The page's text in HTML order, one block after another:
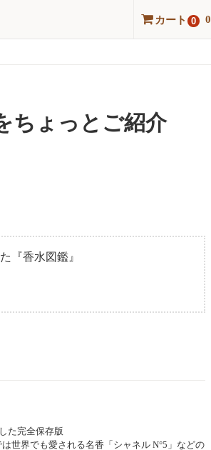
カート 0 0
ちょっとご紹介
『香水図鑑』
た完全保存版
世界でも愛される名香「シャネル N°5」などの